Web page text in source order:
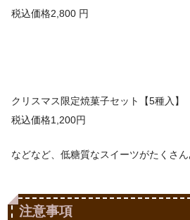
税込価格2,800 円
クリスマス限定焼菓子セット【5種入】
税込価格1,200円
などなど、低糖質なスイーツがたくさ
注意事項